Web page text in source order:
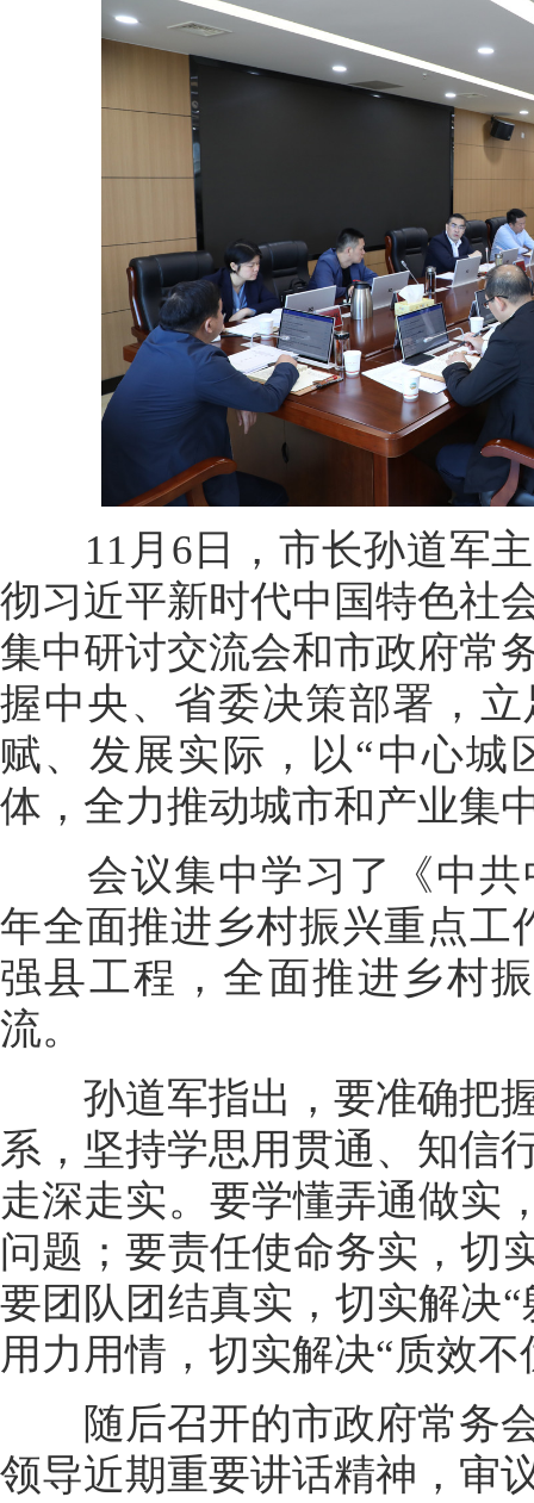
11月6日，市长孙道军主
彻习近平新时代中国特色社
集中研讨交流会和市政府常
握中央、省委决策部署，
赋、发展实际，以“中心城
体，全力推动城市和产业集
会议集中学习了《中共
年全面推进乡村振兴重点工
强县工程，全面推进乡村
流。
孙道军指出，要准确把握
系，坚持学思用贯通、知信
走深走实。要学懂弄通做实
问题；要责任使命务实，切
要团队团结真实，切实解决
用力用情，切实解决“质效不
随后召开的市政府常务会
领导近期重要讲话精神，审